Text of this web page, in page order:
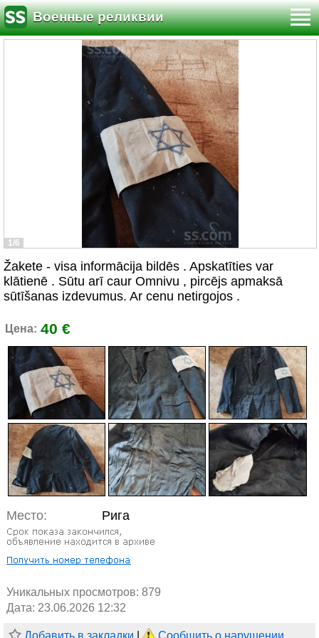
Военные реликвии
1/6
Žakete - visa informācija bildēs . Apskatīties var
klātienē . Sūtu arī caur Omnivu , pircējs apmaksā
sūtīšanas izdevumus. Ar cenu netirgojos .
Цена: 40 €
Место: Рига
Уникальных просмотров: 879
Дата: 23.06.2026 12:32
Добавить в закладки Сообщить о нарушении